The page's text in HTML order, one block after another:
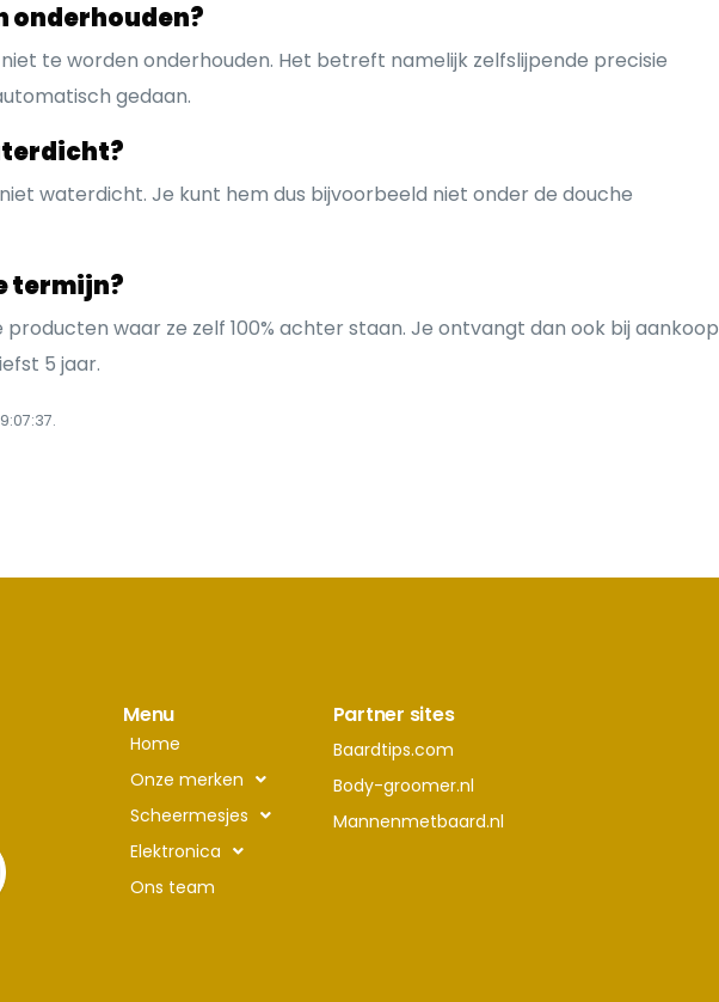
onderhouden?
te worden onderhouden. Het betreft namelijk zelfslijpende precisie
gedaan.
niet waterdicht. Je kunt hem dus bijvoorbeeld niet onder de douche
termijn?
waar ze zelf 100% achter staan. Je ontvangt dan ook bij aankoop
5 jaar.
Menu
Home
Onze merken
Scheermesjes
Elektronica
Ons team
Partner sites
Baardtips.com
Body-groomer.nl
Mannenmetbaard.nl